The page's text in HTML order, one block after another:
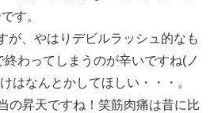
す。
が、やはりデビルラッシュ的なも
わってしまうのが辛いですね(ノ
はなんとかしてほしい・・・。
の昇天ですね！笑筋肉痛は昔に比